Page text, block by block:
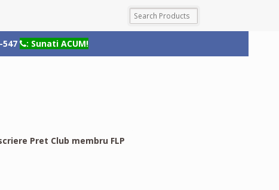
: Sunati ACUM!
Pret Club membru FLP